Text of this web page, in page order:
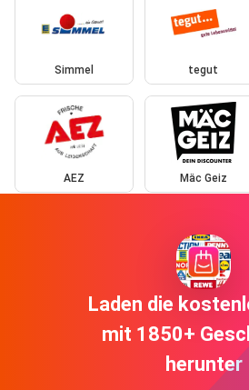
Simmel tegut
AEZ Mäc Geiz
Laden die
mit 1850+
herunter